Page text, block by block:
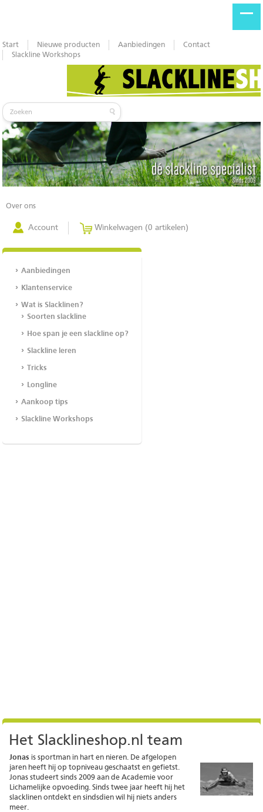
Start Nieuwe producten Aanbiedingen
Contact
Slackline Workshops
Over ons
Account Winkelwagen (0 artikelen)
Aanbiedingen
Klantenservice
Wat is Slacklinen?
Soorten slackline
Hoe span je een slackline op?
Slackline leren
Tricks
Longline
Aankoop tips
Slackline Workshops
Het Slacklineshop.nl team
Jonasis sportman in hart en nieren. De afgelopen
jaren heeft hij op topniveau geschaatst en gefietst.
Jonas studeert sinds 2009 aan de Academie voor
Lichamelijke opvoeding. Sinds twee jaar heeft hij het
slacklinen ontdekt en sindsdien wil hij niets anders
meer.